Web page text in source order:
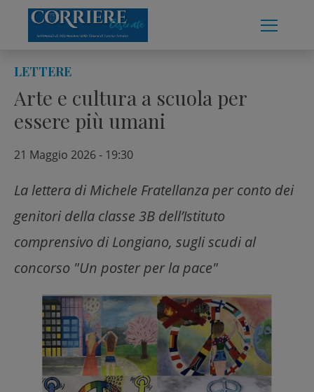
content
LETTERE
Arte e cultura a scuola per
essere più umani
21 Maggio 2026 - 19:30
La lettera di Michele Fratellanza per conto dei
genitori della classe 3B dell’Istituto
comprensivo di Longiano, sugli scudi al
concorso "Un poster per la pace"